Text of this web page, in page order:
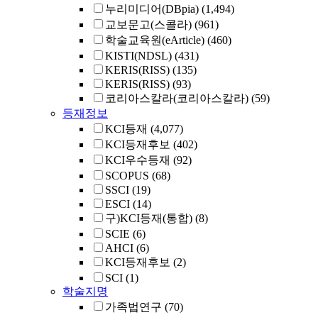
누리미디어(DBpia) (1,494)
교보문고(스콜라) (961)
학술교육원(eArticle) (460)
KISTI(NDSL) (431)
KERIS(RISS) (135)
KERIS(RISS) (93)
코리아스칼라(코리아스칼라) (59)
등재정보
KCI등재 (4,077)
KCI등재후보 (402)
KCI우수등재 (92)
SCOPUS (68)
SSCI (19)
ESCI (14)
구)KCI등재(통합) (8)
SCIE (6)
AHCI (6)
KCI등재후보 (2)
SCI (1)
학술지명
가족법연구 (70)